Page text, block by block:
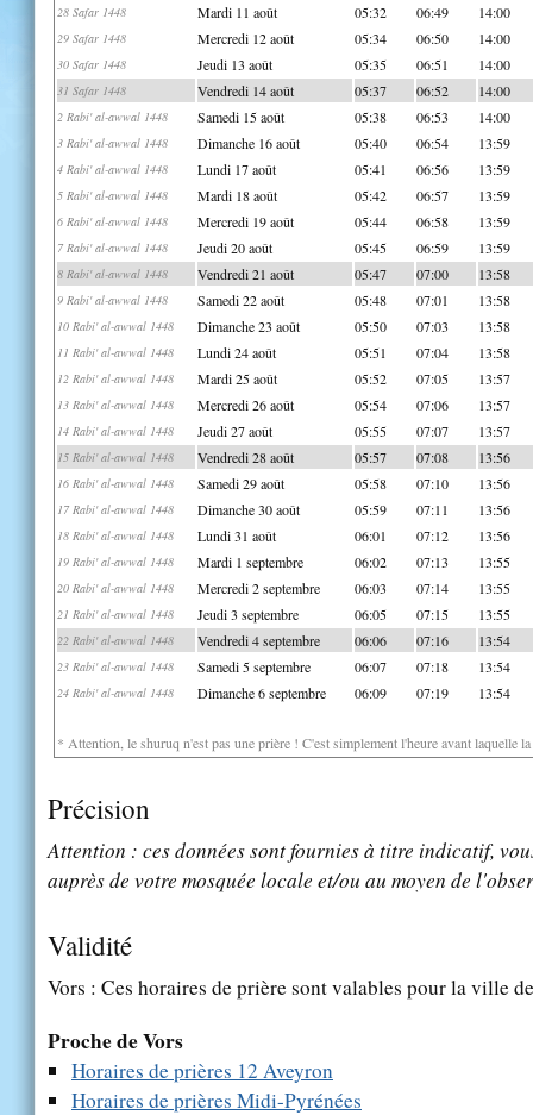
28 Safar 1448 Mardi 11 août 05:32 06:49 14:00
29 Safar 1448 Mercredi 12 août 05:34 06:50 14:00
30 Safar 1448 Jeudi 13 août 05:35 06:51 14:00
31 Safar 1448 Vendredi 14 août 05:37 06:52 14:00
2 Rabi' al-awwal 1448 Samedi 15 août 05:38 06:53 14:00
3 Rabi' al-awwal 1448 Dimanche 16 août 05:40 06:54 13:59
4 Rabi' al-awwal 1448 Lundi 17 août 05:41 06:56 13:59
5 Rabi' al-awwal 1448 Mardi 18 août 05:42 06:57 13:59
6 Rabi' al-awwal 1448 Mercredi 19 août 05:44 06:58 13:59
7 Rabi' al-awwal 1448 Jeudi 20 août 05:45 06:59 13:59
8 Rabi' al-awwal 1448 Vendredi 21 août 05:47 07:00 13:58
9 Rabi' al-awwal 1448 Samedi 22 août 05:48 07:01 13:58
10 Rabi' al-awwal 1448 Dimanche 23 août 05:50 07:03 13:58
11 Rabi' al-awwal 1448 Lundi 24 août 05:51 07:04 13:58
12 Rabi' al-awwal 1448 Mardi 25 août 05:52 07:05 13:57
13 Rabi' al-awwal 1448 Mercredi 26 août 05:54 07:06 13:57
14 Rabi' al-awwal 1448 Jeudi 27 août 05:55 07:07 13:57
15 Rabi' al-awwal 1448 Vendredi 28 août 05:57 07:08 13:56
16 Rabi' al-awwal 1448 Samedi 29 août 05:58 07:10 13:56
17 Rabi' al-awwal 1448 Dimanche 30 août 05:59 07:11 13:56
18 Rabi' al-awwal 1448 Lundi 31 août 06:01 07:12 13:56
19 Rabi' al-awwal 1448 Mardi 1 septembre 06:02 07:13 13:55
20 Rabi' al-awwal 1448 Mercredi 2 septembre 06:03 07:14 13:55
21 Rabi' al-awwal 1448 Jeudi 3 septembre 06:05 07:15 13:55
22 Rabi' al-awwal 1448 Vendredi 4 septembre 06:06 07:16 13:54
23 Rabi' al-awwal 1448 Samedi 5 septembre 06:07 07:18 13:54
24 Rabi' al-awwal 1448 Dimanche 6 septembre 06:09 07:19 13:54
* Attention, le shuruq n'est pas une prière ! C'est simplement l'heure avant laquelle
Précision
Attention : ces données sont fournies à titre indicatif,
auprès de votre mosquée locale et/ou au moyen de
Validité
Vors : Ces horaires de prière sont valables pour la ville
Proche de Vors
Horaires de prières 12 Aveyron
Horaires de prières Midi-Pyrénées